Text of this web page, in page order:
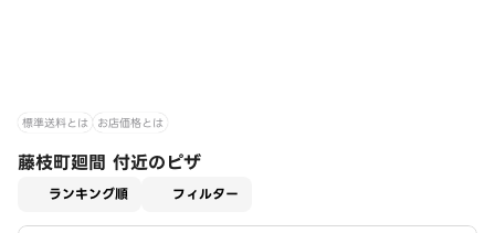
標準送料とは お店価格とは
藤枝町廻間 付近のピザ
ランキング順 フィルター